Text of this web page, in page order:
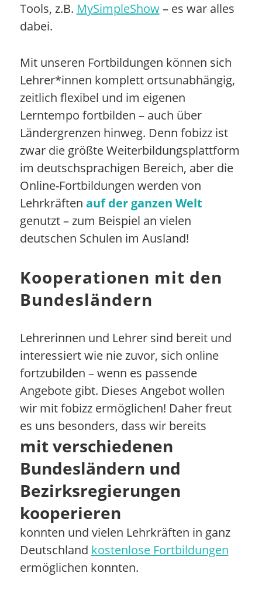
Tools, z.B. MySimpleShow– es war alles
dabei.
Mit unseren Fortbildungen können sich
Lehrer*innen komplett ortsunabhängig,
zeitlich flexibel und im eigenen
Lerntempo fortbilden – auch über
Ländergrenzen hinweg. Denn fobizz ist
zwar die größte Weiterbildungsplattform
im deutschsprachigen Bereich, aber die
Online-Fortbildungen werden von
Lehrkräften auf der ganzen Welt
genutzt – zum Beispiel an vielen
deutschen Schulen im Ausland!
Kooperationen mit den
Bundesländern
Lehrerinnen und Lehrer sind bereit und
interessiert wie nie zuvor, sich online
fortzubilden – wenn es passende
Angebote gibt. Dieses Angebot wollen
wir mit fobizz ermöglichen! Daher freut
es uns besonders, dass wir bereits
mit verschiedenen
Bundesländern und
Bezirksregierungen
kooperieren
konnten und vielen Lehrkräften in ganz
Deutschland kostenlose Fortbildungen
ermöglichen konnten.